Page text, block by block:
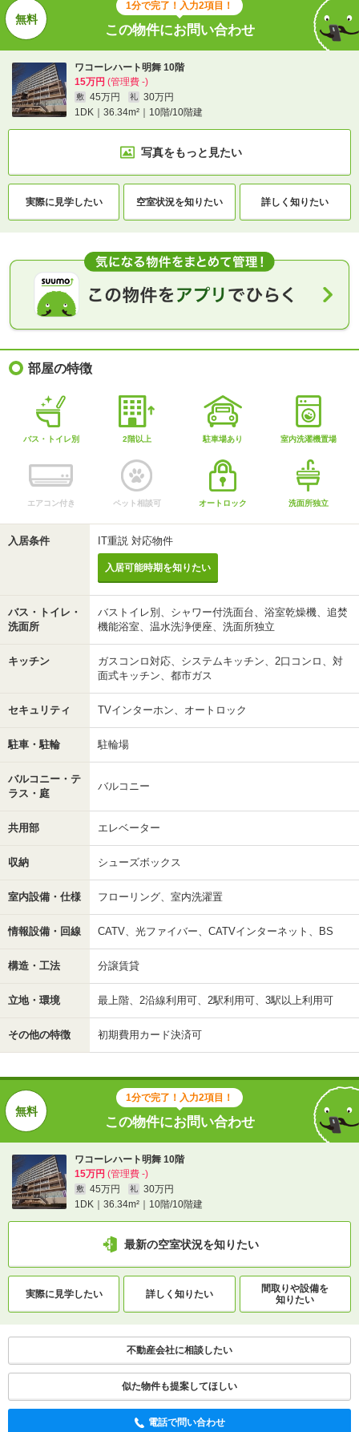
1分で完了！入力2項目！
この物件にお問い合わせ
ワコーレハート明舞 10階
15万円 (管理費 -)
敷 45万円 礼
30万円
1DK｜36.34m²｜10階/10階建
写真をもっと見たい
実際に見学したい 空室状況を知りたい 詳しく知りたい
部屋の特徴
バス・トイレ別 2階以上 駐車場あり 室内洗濯機置場
エアコン付き ペット相談可 オートロック 洗面所独立
入居条件 IT重説 対応物件
入居可能時期を知りたい
バス・トイレ・
洗面所
バストイレ別、シャワー付洗面台、浴室乾燥機、追焚
機能浴室、温水洗浄便座、洗面所独立
キッチン
ガスコンロ対応、システムキッチン、2口コンロ、対
面式キッチン、都市ガス
セキュリティ TVインターホン、オートロック
駐車・駐輪 駐輪場
バルコニー・テ
ラス・庭
バルコニー
共用部 エレベーター
収納 シューズボックス
室内設備・仕様 フローリング、室内洗濯置
情報設備・回線 CATV、光ファイバー、CATVインターネット、BS
構造・工法 分譲賃貸
立地・環境 最上階、2沿線利用可、2駅利用可、3駅以上利用可
その他の特徴 初期費用カード決済可
1分で完了！入力2項目！
この物件にお問い合わせ
ワコーレハート明舞 10階
15万円 (管理費 -)
敷 45万円 礼
30万円
1DK｜36.34m²｜10階/10階建
最新の空室状況を知りたい
実際に見学したい 詳しく知りたい
間取りや設備を
知りたい
不動産会社に相談したい
似た物件も提案してほしい
電話で問い合わせ